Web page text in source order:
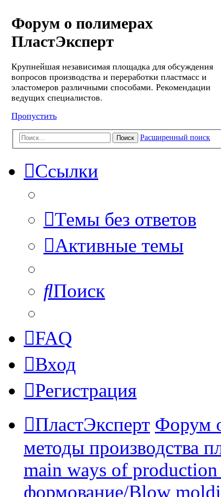
Форум о полимерах
ПластЭксперт
Крупнейшая независимая площадка для обсуждения
вопросов производства и переработки пластмасс и
эластомеров различными способами. Рекомендации
ведущих специалистов.
Пропустить
Поиск Расширенный поиск
Ссылки
Темы без ответов
Активные темы
Поиск
FAQ
Вход
Регистрация
ПластЭксперт Форум
методы производства
main ways of
формование/Blow